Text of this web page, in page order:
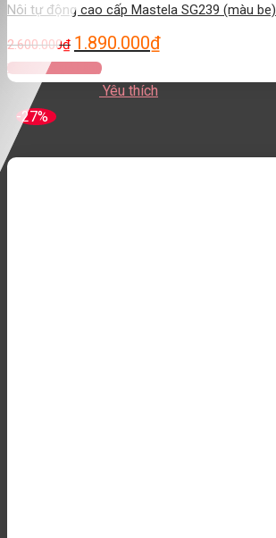
Nôi tự động cao cấp Mastela SG239 (màu be)
2.600.000₫ 1.890.000₫
Thêm vào giỏ hàng
Yêu thích
-27%